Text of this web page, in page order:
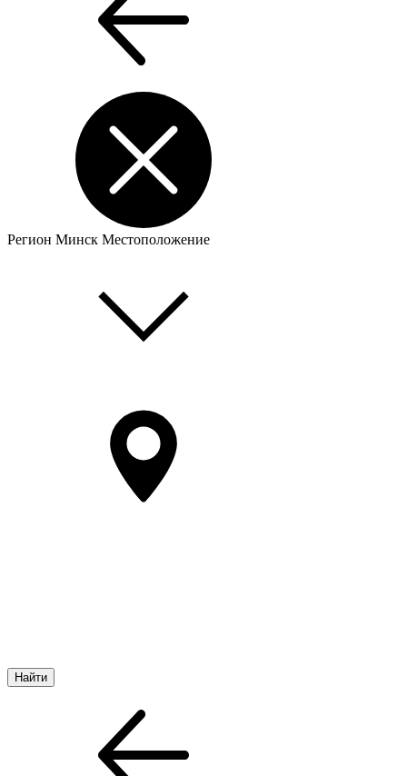
Регион Минск Местоположение